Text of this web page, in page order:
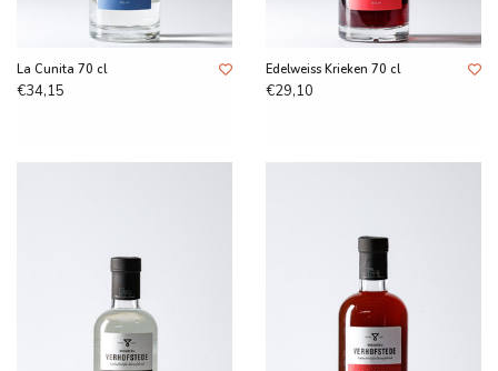
La Cunita 70 cl
€34,15
Edelweiss Krieken 70 cl
€29,10